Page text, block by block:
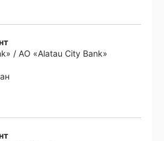
/ АО «Alatau City Bank»